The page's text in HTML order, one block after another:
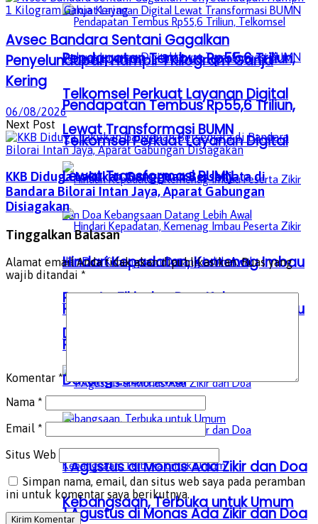
Pendapatan Tembus Rp55,6 Triliun,
Telkomsel Perkuat Layanan Digital
Lewat Transformasi BUMN
Hindari Kepadatan, Kemenag Imbau
Peserta Zikir dan Doa Kebangsaan
Datang Lebih Awal
1 Agustus di Monas Ada Zikir dan Doa
Kebangsaan, Terbuka untuk Umum
Pendapatan Tembus Rp55,6 Triliun,
Telkomsel Perkuat Layanan Digital
Lewat Transformasi BUMN
Hindari Kepadatan, Kemenag Imbau
Peserta Zikir dan Doa Kebangsaan
Datang Lebih Awal
1 Agustus di Monas Ada Zikir dan Doa
Avsec Bandara Sentani Gagalkan
Penyelundupan Hampir 1 Kilogram Ganja
Kering
06/08/2026
Next Post
KKB Diduga Lakukan Gangguan Bersenjata di
Bandara Bilorai Intan Jaya, Aparat Gabungan
Disiagakan
Tinggalkan Balasan
Alamat email Anda tidak akan dipublikasikan. Ruas yang
wajib ditandai *
Komentar *
Nama *
Email *
Situs Web
Simpan nama, email, dan situs web saya pada peramban
ini untuk komentar saya berikutnya.